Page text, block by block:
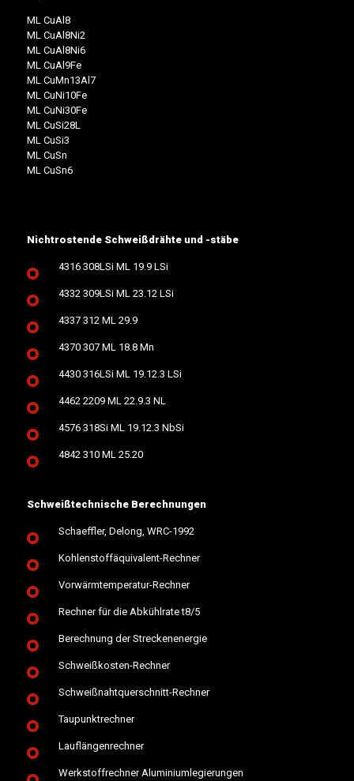
ML CuAl8
ML CuAl8Ni2
ML CuAl8Ni6
ML CuAl9Fe
ML CuMn13Al7
ML CuNi10Fe
ML CuNi30Fe
ML CuSi28L
ML CuSi3
ML CuSn
ML CuSn6
Nichtrostende Schweißdrähte und -stäbe
4316 308LSi ML 19.9 LSi
4332 309LSi ML 23.12 LSi
4337 312 ML 29.9
4370 307 ML 18.8 Mn
4430 316LSi ML 19.12.3 LSi
4462 2209 ML 22.9.3 NL
4576 318Si ML 19.12.3 NbSi
4842 310 ML 25.20
Schweißtechnische Berechnungen
Schaeffler, Delong, WRC-1992
Kohlenstoffäquivalent-Rechner
Vorwärmtemperatur-Rechner
Rechner für die Abkühlrate t8/5
Berechnung der Streckenenergie
Schweißkosten-Rechner
Schweißnahtquerschnitt-Rechner
Taupunktrechner
Lauflängenrechner
Werkstoffrechner Aluminiumlegierungen